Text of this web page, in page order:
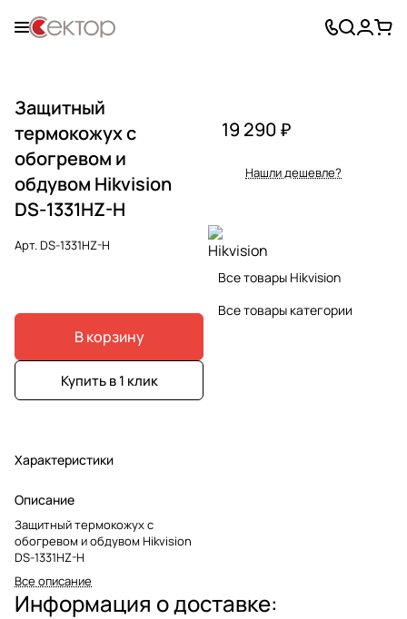
Защитный
термокожух с
обогревом и
обдувом Hikvision
DS-1331HZ-H
Арт.DS-1331HZ-H
В корзину
Купить в 1 клик
Характеристики
Описание
Защитный термокожух с
обогревом и обдувом Hikvision
DS-1331HZ-H
Все описание
19 290 ₽
Нашли дешевле?
Все товары Hikvision
Все товары категории
Информация о доставке: